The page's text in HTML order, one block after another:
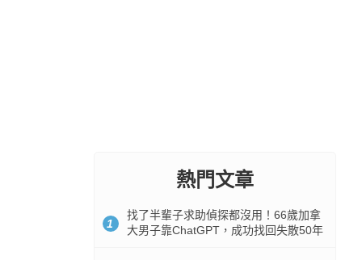
熱門文章
1
找了半輩子求助偵探都沒用！66歲加拿
大男子靠ChatGPT，成功找回失散50年